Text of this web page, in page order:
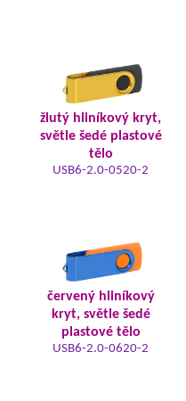
žlutý hliníkový kryt,
světle šedé plastové
tělo
USB6-2.0-0520-2
červený hliníkový
kryt, světle šedé
plastové tělo
USB6-2.0-0620-2